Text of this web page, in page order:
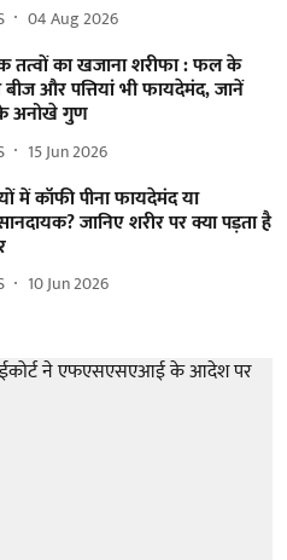
04 Aug 2026
तत्वों का खजाना शरीफा : फल के
और पत्तियां भी फायदेमंद, जानें
अनोखे गुण
15 Jun 2026
में कॉफी पीना फायदेमंद या
जानिए शरीर पर क्या पड़ता है
10 Jun 2026